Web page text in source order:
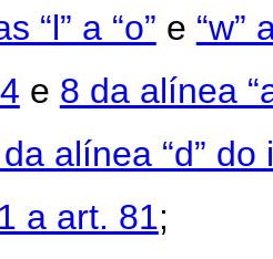
“l” a “o” e “w”
e 8 da alínea
alínea “d” do
a art. 81;